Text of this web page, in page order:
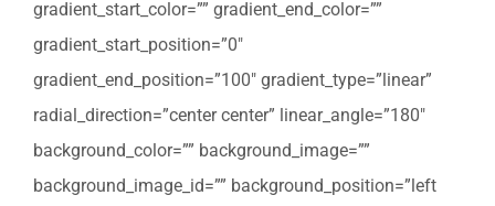
gradient_start_color=”” gradient_end_color=””
gradient_start_position=”0″
gradient_end_position=”100″ gradient_type=”linear”
radial_direction=”center center” linear_angle=”180″
background_color=”” background_image=””
background_image_id=”” background_position=”left